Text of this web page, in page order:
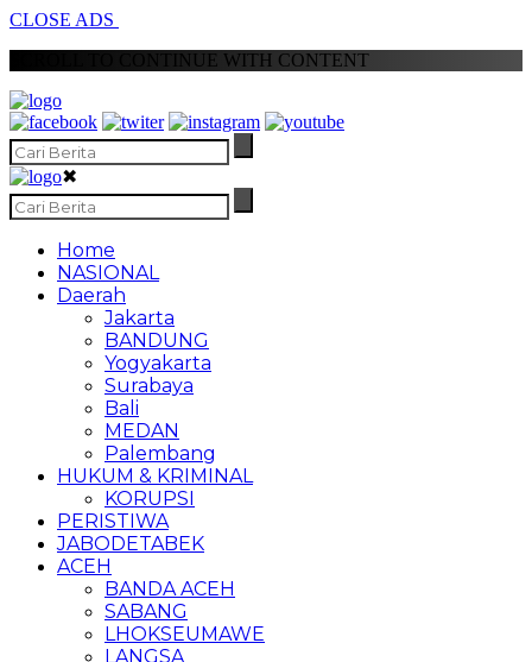
CLOSE ADS
SCROLL TO CONTINUE WITH CONTENT
✖
Home
NASIONAL
Daerah
Jakarta
BANDUNG
Yogyakarta
Surabaya
Bali
MEDAN
Palembang
HUKUM & KRIMINAL
KORUPSI
PERISTIWA
JABODETABEK
ACEH
BANDA ACEH
SABANG
LHOKSEUMAWE
LANGSA